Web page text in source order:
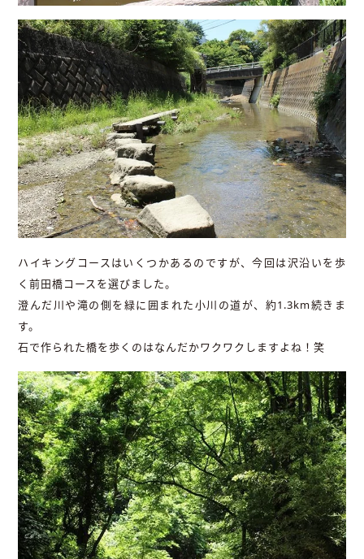
ハイキングコースはいくつかあるのですが、今回は沢沿いを歩
く前田橋コースを選びました。
澄んだ川や滝の側を緑に囲まれた小川の道が、約1.3km続きま
す。
石で作られた橋を歩くのはなんだかワクワクしますよね！笑